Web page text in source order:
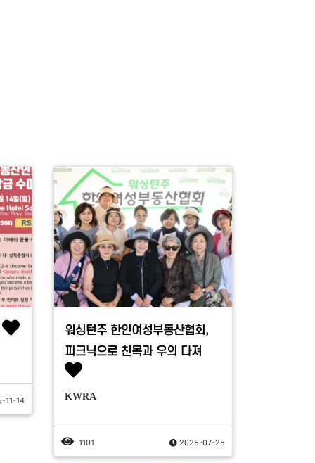
11-14
워싱턴주 한인여성부동산협회,
피크닉으로 친목과 우의 다져
KWRA
1101 2025-07-25